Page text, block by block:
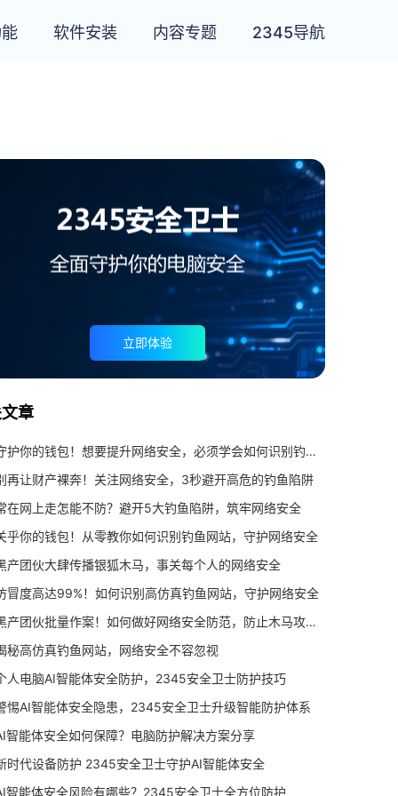
软件安装 内容专题 2345导航
立即体验
章
守护你的钱包！想要提升网络安全，必须学会如何识别钓鱼网站
再让财产裸奔！关注网络安全，3秒避开高危的钓鱼陷阱
在网上走怎能不防？避开5大钓鱼陷阱，筑牢网络安全
乎你的钱包！从零教你如何识别钓鱼网站，守护网络安全
产团伙大肆传播银狐木马，事关每个人的网络安全
冒度高达99%！如何识别高仿真钓鱼网站，守护网络安全
黑产团伙批量作案！如何做好网络安全防范，防止木马攻击？
秘高仿真钓鱼网站，网络安全不容忽视
人电脑AI智能体安全防护，2345安全卫士防护技巧
惕AI智能体安全隐患，2345安全卫士升级智能防护体系
智能体安全如何保障？电脑防护解决方案分享
时代设备防护 2345安全卫士守护AI智能体安全
智能体安全风险有哪些？2345安全卫士全方位防护